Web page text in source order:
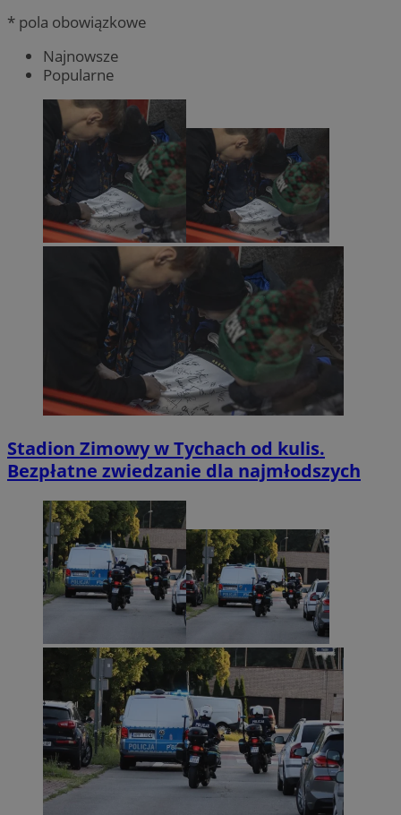
* pola obowiązkowe
Najnowsze
Popularne
Stadion Zimowy w Tychach od kulis.
Bezpłatne zwiedzanie dla najmłodszych